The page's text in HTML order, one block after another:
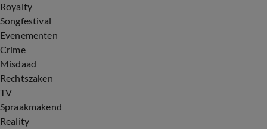
Royalty
Songfestival
Evenementen
Crime
Misdaad
Rechtszaken
TV
Spraakmakend
Reality